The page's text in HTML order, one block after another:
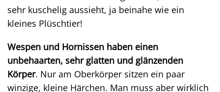
sehr kuschelig aussieht, ja beinahe wie ein
kleines Plüschtier!
Wespen und Hornissen haben einen
unbehaarten, sehr glatten und glänzenden
Körper. Nur am Oberkörper sitzen ein paar
winzige, kleine Härchen. Man muss aber wirklich